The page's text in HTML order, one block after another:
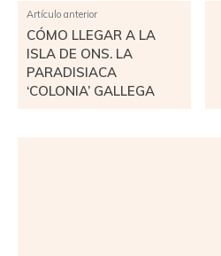
Artículo anterior
CÓMO LLEGAR A LA
ISLA DE ONS. LA
PARADISIACA
‘COLONIA’ GALLEGA